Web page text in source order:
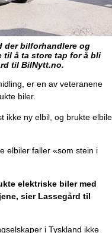
der bilforhandlere og
til å ta store tap for å bli
til BilNytt.no.
er en av veteranene
biler.
ikke ny elbil, og brukte
elbiler faller «som stein i
elektriske biler med
sier Lassegård til
i Tyskland ikke